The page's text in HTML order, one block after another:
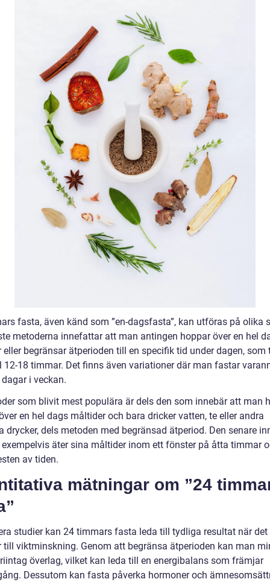
fasta, även känd som ”en-dagsfasta”, kan utföras på olika
metoderna innefattar att man antingen hoppar över en hel
eller begränsar ätperioden till en specifik tid under dagen, som
12-18 timmar. Det finns även variationer där man fastar
i veckan.
som blivit mest populära är dels den som innebär att man
en hel dags måltider och bara dricker vatten, te eller andra
drycker, dels metoden med begränsad ätperiod. Den senare
äter sina måltider inom ett fönster på åtta timmar
av tiden.
mätningar om ”24
studier kan 24 timmars fasta leda till tydliga resultat när det
till viktminskning. Genom att begränsa ätperioden kan man
överlag, vilket kan leda till en energibalans som främjar
Dessutom kan fasta påverka hormoner och